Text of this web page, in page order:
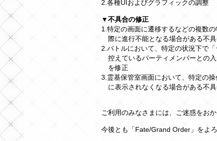
2.各種UIおよびグラフィックの調整
▼不具合の修正
1.特定の画面に遷移するなどの複数
際に進行不能となる場合がある不
2.バトルにおいて、特定の状況下で
控えているパーティメンバーとの
を修正
3.霊基保管室画面において、特定の
に表示されなくなる場合がある不
ご利用のみなさまには、ご迷惑をお
今後とも「Fate/Grand Order」をよ